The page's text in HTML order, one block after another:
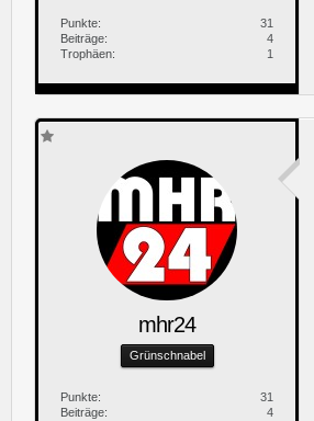
Punkte
31
Beiträge
4
Trophäen
1
mhr24
Grünschnabel
Punkte
31
Beiträge
4